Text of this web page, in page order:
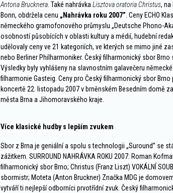
Antona Brucknera . Také nahrávka Lisztova oratoria Christus, na
Bonn, obdržela cenu „Nahrávka roku 2007” . Ceny ECHO
německého gramofonového průmyslu „Deutsche Phono-
osobností působících v oblasti kultury a médií, hudební
udělovaly ceny ve 21 kategoriích, ve kterých se mimo jiné
nebo Berliner Philharmoniker. Český filharmonický sbor
Výsledky byly vyhlášeny na slavnostním galavečeru
filharmonie Gasteig. Ceny pro Český filharmonický sbor
koncertě 22. listopadu 2007 v brněnském Besedním domě
města Brna a Jihomoravského kraje.
Více klasické hudby s lepším zvukem
Sbor z Brna je geniální a spolu s technologii „Suround” se
zážitkem. SURROUND NAHRÁVKA ROKU 2007: Roman
filharmonický sbor Brno; Christus (Franz Liszt) VOKÁLNÍ
sbormistr; Moteta (Anton Bruckner) Značka MDG je
vytváří ti nejlepší odborníci prvotřídní zvuk. Český